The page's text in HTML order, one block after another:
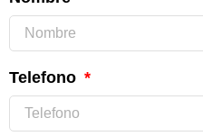
Telefono